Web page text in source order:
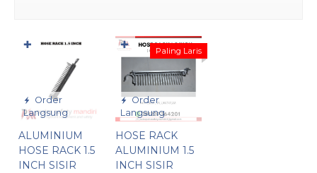
Order
Langsung
ALUMINIUM
HOSE RACK 1.5
INCH SISIR
✚
Order
Langsung
Paling Laris
HOSE RACK
ALUMINIUM 1.5
INCH SISIR
✚